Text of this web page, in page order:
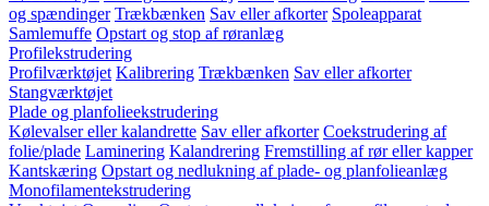
og spændinger Trækbænken Sav eller afkorter Spoleapparat
Samlemuffe Opstart og stop af røranlæg
Profilekstrudering
Profilværktøjet Kalibrering Trækbænken Sav eller afkorter
Stangværktøjet
Plade og planfolieekstrudering
Kølevalser eller kalandrette Sav eller afkorter Coekstrudering af
folie/plade Laminering Kalandrering Fremstilling af rør eller kapper
Kantskæring Opstart og nedlukning af plade- og planfolieanlæg
Monofilamentekstrudering